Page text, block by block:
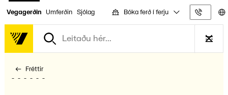
Vegagerðin Umferðin Sjólag Bóka ferð í ferju
Fréttir